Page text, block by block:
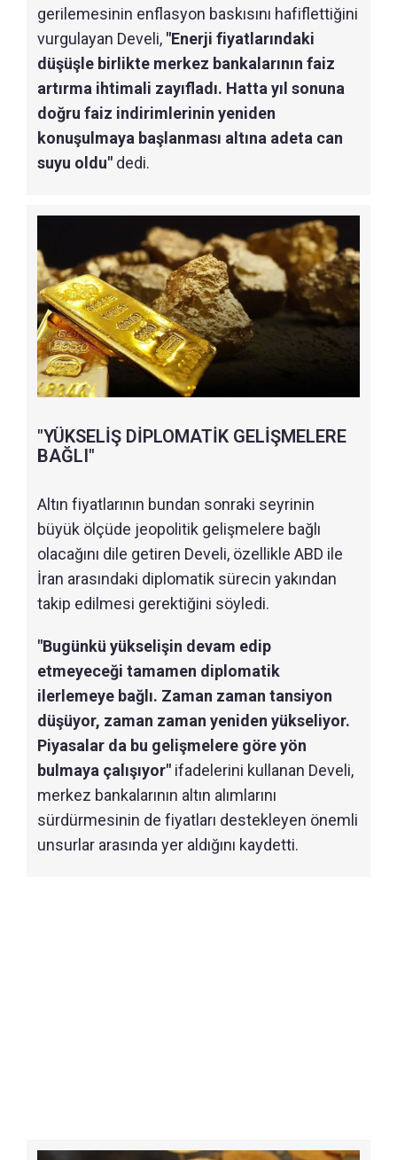
gerilemesinin enflasyon baskısını hafiflettiğini
vurgulayan Develi, "Enerji fiyatlarındaki
düşüşle birlikte merkez bankalarının faiz
artırma ihtimali zayıfladı. Hatta yıl sonuna
doğru faiz indirimlerinin yeniden
konuşulmaya başlanması altına adeta can
suyu oldu" dedi.
"YÜKSELİŞ DİPLOMATİK GELİŞMELERE
BAĞLI"
Altın fiyatlarının bundan sonraki seyrinin
büyük ölçüde jeopolitik gelişmelere bağlı
olacağını dile getiren Develi, özellikle ABD ile
İran arasındaki diplomatik sürecin yakından
takip edilmesi gerektiğini söyledi.
"Bugünkü yükselişin devam edip
etmeyeceği tamamen diplomatik
ilerlemeye bağlı. Zaman zaman tansiyon
düşüyor, zaman zaman yeniden yükseliyor.
Piyasalar da bu gelişmelere göre yön
bulmaya çalışıyor" ifadelerini kullanan Develi,
merkez bankalarının altın alımlarını
sürdürmesinin de fiyatları destekleyen önemli
unsurlar arasında yer aldığını kaydetti.